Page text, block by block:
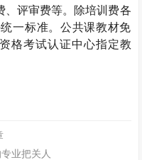
、评审费等。除培训费各
一标准。公共课教材免
格考试认证中心指定教
业把关人